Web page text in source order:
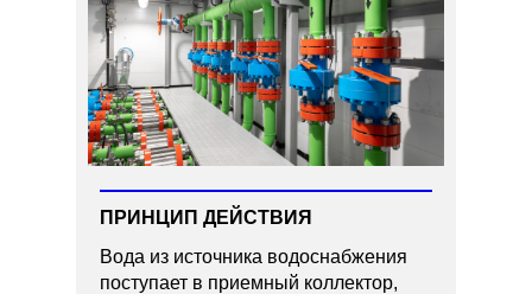
ПРИНЦИП ДЕЙСТВИЯ
Вода из источника водоснабжения
поступает в приемный коллектор,